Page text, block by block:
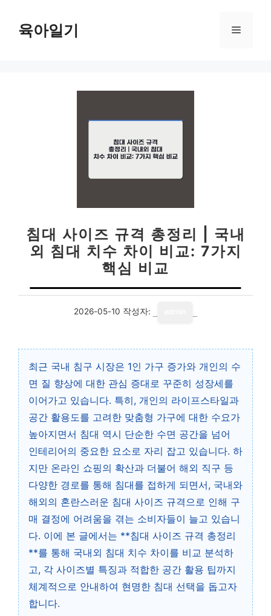
육아일기 메
침대 사이즈 규격 총정리 | 국내
외 침대 치수 차이 비교: 7가지
핵심 비교
2026-05-10 작성자:
최근 국내 침구 시장은 1인 가구 증가와 개인의 수
면 질 향상에 대한 관심 증대로 꾸준히 성장세를
이어가고 있습니다. 특히, 개인의 라이프스타일과
공간 활용도를 고려한 맞춤형 가구에 대한 수요가
높아지면서 침대 역시 단순한 수면 공간을 넘어
인테리어의 중요한 요소로 자리 잡고 있습니다. 하
지만 온라인 쇼핑의 확산과 더불어 해외 직구 등
다양한 경로를 통해 침대를 접하게 되면서, 국내와
해외의 혼란스러운 침대 사이즈 규격으로 인해 구
매 결정에 어려움을 겪는 소비자들이 늘고 있습니
다. 이에 본 글에서는 **침대 사이즈 규격 총정리
**를 통해 국내외 침대 치수 차이를 비교 분석하
고, 각 사이즈별 특징과 적합한 공간 활용 팁까지
체계적으로 안내하여 현명한 침대 선택을 돕고자
합니다.